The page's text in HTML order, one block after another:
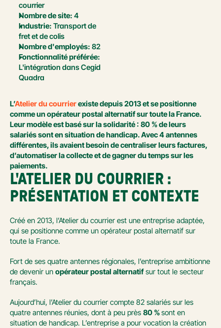
L’Atelier du courrier existe depuis 2013 et se positionne
comme un opérateur postal alternatif sur toute la France.
Leur modèle est basé sur la solidarité : 80 % de leurs
salariés sont en situation de handicap. Avec 4 antennes
différentes, ils avaient besoin de centraliser leurs factures,
d’automatiser la collecte et de gagner du temps sur les
paiements.
L'ATELIER DU COURRIER :
PRÉSENTATION ET CONTEXTE
Créé en 2013, l’Atelier du courrier est une entreprise adaptée,
qui se positionne comme un opérateur postal alternatif sur
toute la France.
Fort de ses quatre antennes régionales, l’entreprise ambitionne
de devenir un opérateur postal alternatif sur tout le secteur
français.
Aujourd’hui, l’Atelier du courrier compte 82 salariés sur les
quatre antennes réunies, dont à peu près 80 % sont en
situation de handicap. L’entreprise a pour vocation la création
courrier
Nombre de site: 4
Industrie: Transport de
fret et de colis
Nombre d'employés: 82
Fonctionnalité préférée:
L'intégration dans Cegid
Quadra